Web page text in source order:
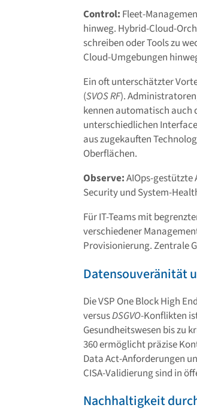
Control: Fleet-
hinweg. Hybrid-Cloud-
schreiben oder Tools zu
Cloud-Umgebungen
Ein oft unterschätzter
(SVOS RF).
kennen automatisch auch
unterschiedlichen
aus zugekauften
Oberflächen.
Observe:AIOps-
Security und System-
Für IT-Teams mit
verschiedener
Provisionierung. Zentrale
Datensouveränität
Die VSP One Block High
versusDSGVO-Konflikten
Gesundheitswesen bis zu
360 ermöglicht präzise
Data Act-Anforderungen
CISA-Validierung sind in
Nachhaltigkeit